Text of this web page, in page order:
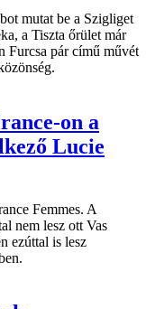
mutat be a Szigliget
a Tiszta őrület már
Furcsa pár című művét
on a
Lucie
Femmes. A
nem lesz ott Vas
ezúttal is lesz